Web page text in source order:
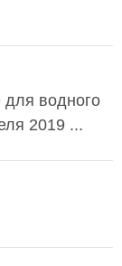
водного
2019 ...